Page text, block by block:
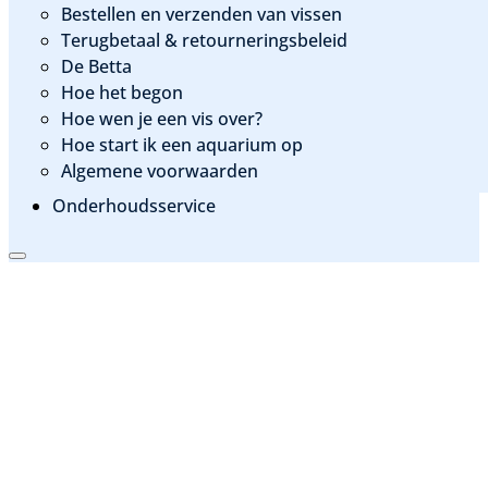
Bestellen en verzenden van vissen
Terugbetaal & retourneringsbeleid
De Betta
Hoe het begon
Hoe wen je een vis over?
Hoe start ik een aquarium op
Algemene voorwaarden
Onderhoudsservice